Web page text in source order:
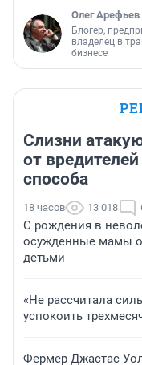
Олег Арефьев
Блогер,
владелец в
бизнесе
Слизни
от
способа
18 часов 13 018
С рождения в
осужденные мамы
детьми
«Не рассчитала
успокоить
Фермер Джастас